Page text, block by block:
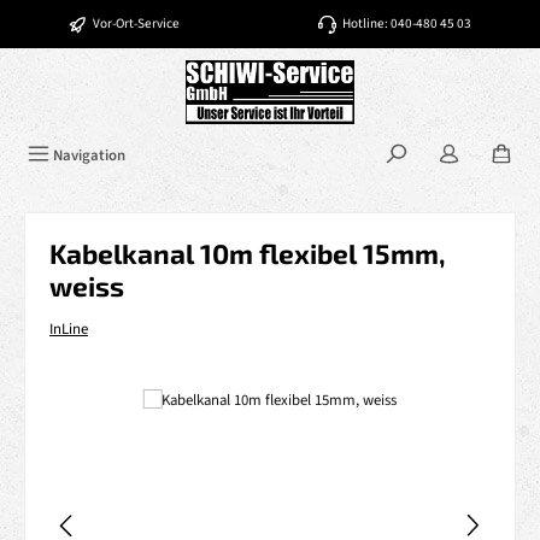
Zum Hauptinhalt springen
Vor-Ort-Service Hotline: 040-480 45 03
Navigation
Kabelkanal 10m flexibel 15mm,
weiss
InLine
Bildergalerie überspringen